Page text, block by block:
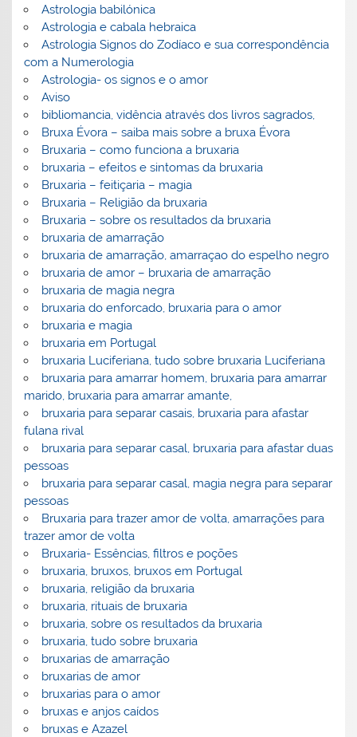
Astrologia babilónica
Astrologia e cabala hebraica
Astrologia Signos do Zodíaco e sua correspondência
com a Numerologia
Astrologia- os signos e o amor
Aviso
bibliomancia, vidência através dos livros sagrados,
Bruxa Évora – saiba mais sobre a bruxa Évora
Bruxaria – como funciona a bruxaria
bruxaria – efeitos e sintomas da bruxaria
Bruxaria – feitiçaria – magia
Bruxaria – Religião da bruxaria
Bruxaria – sobre os resultados da bruxaria
bruxaria de amarração
bruxaria de amarração, amarraçao do espelho negro
bruxaria de amor – bruxaria de amarração
bruxaria de magia negra
bruxaria do enforcado, bruxaria para o amor
bruxaria e magia
bruxaria em Portugal
bruxaria Luciferiana, tudo sobre bruxaria Luciferiana
bruxaria para amarrar homem, bruxaria para amarrar
marido, bruxaria para amarrar amante,
bruxaria para separar casais, bruxaria para afastar
fulana rival
bruxaria para separar casal, bruxaria para afastar duas
pessoas
bruxaria para separar casal, magia negra para separar
pessoas
Bruxaria para trazer amor de volta, amarrações para
trazer amor de volta
Bruxaria- Essências, filtros e poções
bruxaria, bruxos, bruxos em Portugal
bruxaria, religião da bruxaria
bruxaria, rituais de bruxaria
bruxaria, sobre os resultados da bruxaria
bruxaria, tudo sobre bruxaria
bruxarias de amarração
bruxarias de amor
bruxarias para o amor
bruxas e anjos caídos
bruxas e Azazel